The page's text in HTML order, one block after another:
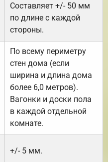
Составляет +/- 50 мм
по длине с каждой
стороны.
По всему периметру
стен дома (если
ширина и длина дома
более 6,0 метров).
Вагонки и доски пола
в каждой отдельной
комнате.
+/- 5 мм.